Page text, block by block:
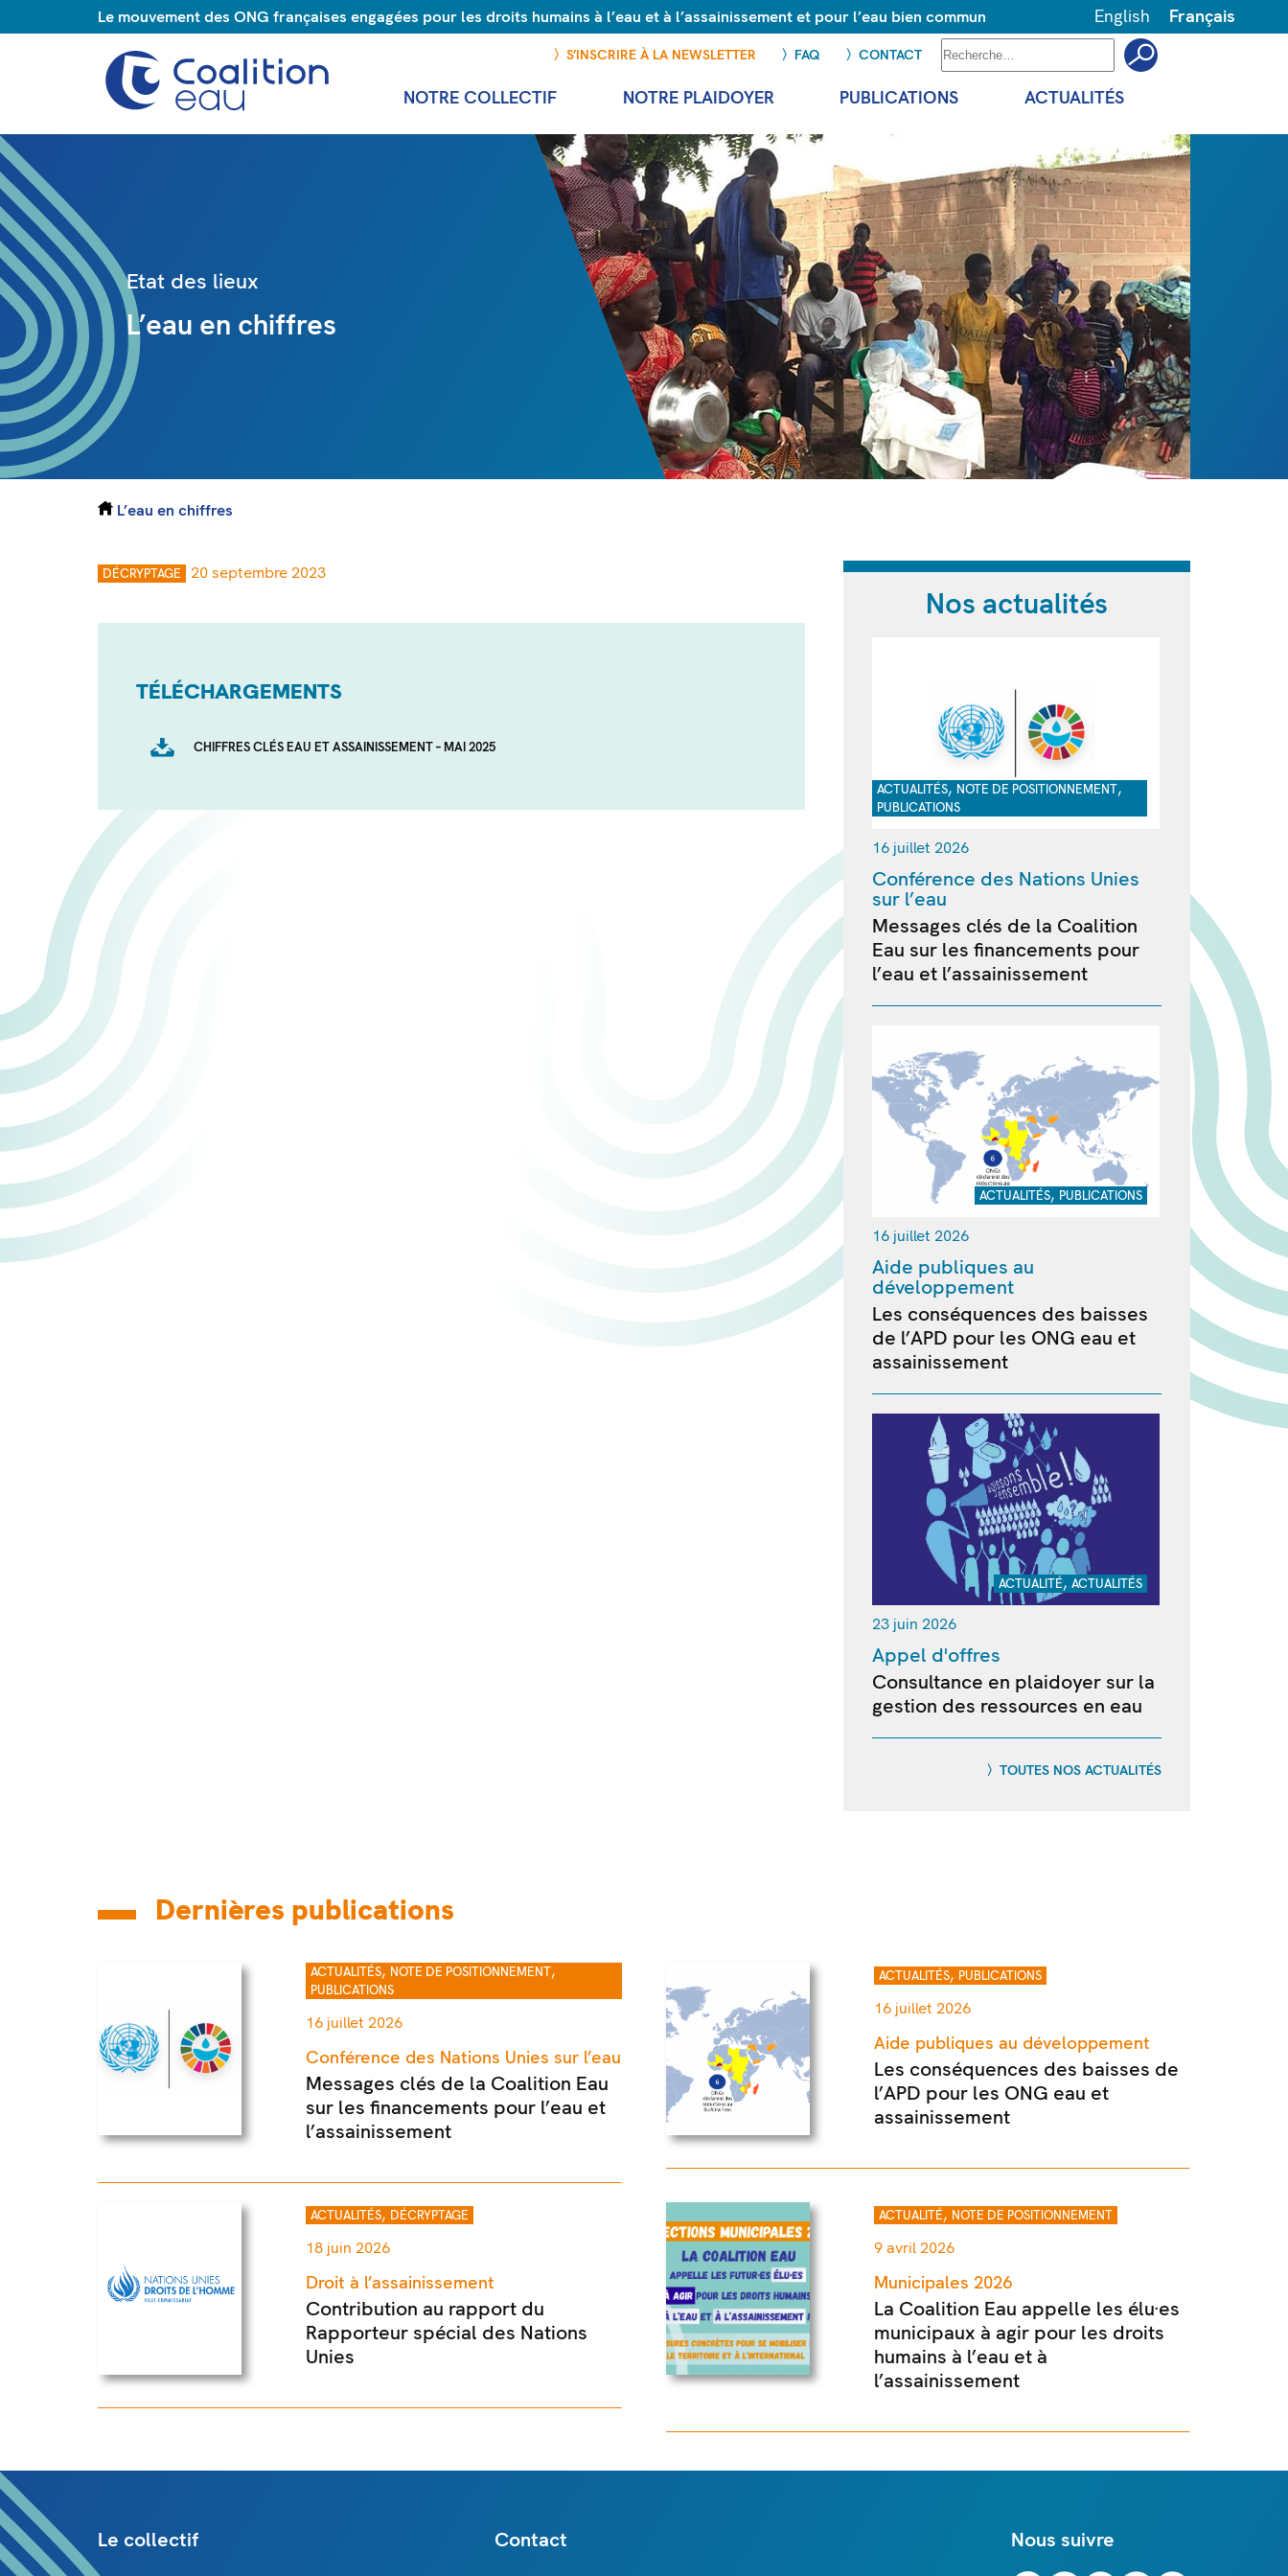
Le mouvement des ONG françaises engagées pour les droits humains à l’eau et à l’assainissement et pour l’eau bien commun
S’INSCRIRE À LA NEWSLETTER FAQ CONTACT
NOTRE COLLECTIF NOTRE PLAIDOYER PUBLICATIONS ACTUALITÉS
Etat des lieux
L’eau en chiffres
L’eau en chiffres
DÉCRYPTAGE 20 septembre 2023
TÉLÉCHARGEMENTS
CHIFFRES CLÉS EAU ET ASSAINISSEMENT – MAI 2025
Nos actualités
ACTUALITÉS, NOTE DE POSITIONNEMENT,
PUBLICATIONS
16 juillet 2026
Conférence des Nations Unies
sur l’eau
Messages clés de la Coalition
Eau sur les financements pour
l’eau et l’assainissement
ACTUALITÉS, PUBLICATIONS
16 juillet 2026
Aide publiques au
développement
Les conséquences des baisses
de l’APD pour les ONG eau et
assainissement
ACTUALITÉ, ACTUALITÉS
23 juin 2026
Appel d'offres
Consultance en plaidoyer sur la
gestion des ressources en eau
TOUTES NOS ACTUALITÉS
Dernières publications
ACTUALITÉS, NOTE DE POSITIONNEMENT,
PUBLICATIONS
16 juillet 2026
Conférence des Nations Unies sur l’eau
Messages clés de la Coalition Eau
sur les financements pour l’eau et
l’assainissement
ACTUALITÉS, PUBLICATIONS
16 juillet 2026
Aide publiques au développement
Les conséquences des baisses de
l’APD pour les ONG eau et
assainissement
ACTUALITÉS, DÉCRYPTAGE
18 juin 2026
Droit à l’assainissement
Contribution au rapport du
Rapporteur spécial des Nations
Unies
ACTUALITÉ, NOTE DE POSITIONNEMENT
9 avril 2026
Municipales 2026
La Coalition Eau appelle les élu·es
municipaux à agir pour les droits
humains à l’eau et à
l’assainissement
Le collectif Contact Nous suivre
English Français